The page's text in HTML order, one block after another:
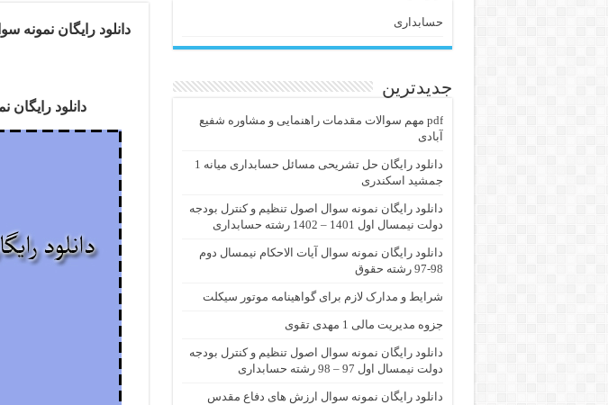
دانلود رایگان نمونه
دانلود رایگان
حسابداری
جدیدترین
pdf مهم سوالات مقدمات راهنمایی و مشاوره شفیع
آبادی
دانلود رایگان حل تشریحی مسائل حسابداری میانه 1
جمشید اسکندری
دانلود رایگان نمونه سوال اصول تنظیم و کنترل بودجه
دولت نیمسال اول 1401 – 1402 رشته حسابداری
دانلود رایگان نمونه سوال آیات الاحکام نیمسال دوم
98-97 رشته حقوق
شرایط و مدارک لازم برای گواهینامه موتور سیکلت
جزوه مدیریت مالی 1 مهدی تقوی
دانلود رایگان نمونه سوال اصول تنظیم و کنترل بودجه
دولت نیمسال اول 97 – 98 رشته حسابداری
دانلود رایگان نمونه سوال ارزش های دفاع مقدس